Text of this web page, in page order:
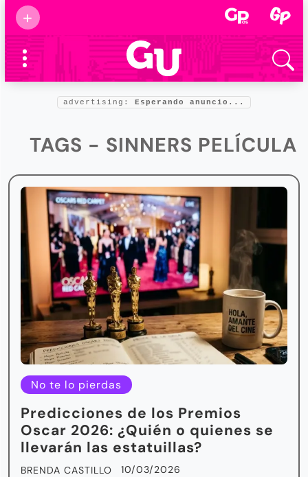
+
Supermamás
2025
Marcas de
confianza
Foro salud
advertising: Esperando anuncio...
TAGS - SINNERS PELÍCULA
No te lo pierdas
Predicciones de los Premios
Oscar 2026: ¿Quién o quienes se
llevarán las estatuillas?
BRENDA CASTILLO 10/03/2026